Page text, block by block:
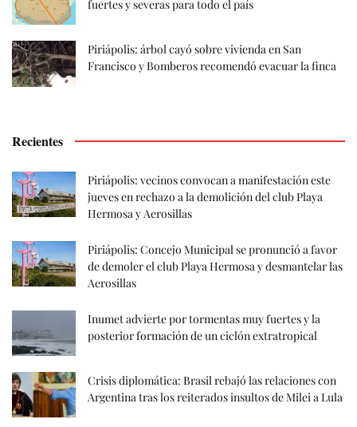
fuertes y severas para todo el país
Piriápolis: árbol cayó sobre vivienda en San
Francisco y Bomberos recomendó evacuar la finca
Recientes
Piriápolis: vecinos convocan a manifestación este
jueves en rechazo a la demolición del club Playa
Hermosa y Aerosillas
Piriápolis: Concejo Municipal se pronunció a favor
de demoler el club Playa Hermosa y desmantelar las
Aerosillas
Inumet advierte por tormentas muy fuertes y la
posterior formación de un ciclón extratropical
Crisis diplomática: Brasil rebajó las relaciones con
Argentina tras los reiterados insultos de Milei a Lula